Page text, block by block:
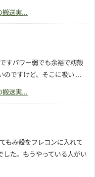
搬送実...
すパワー弱でも余裕で籾殻
のですけど、そこに吸い ...
搬送実...
もみ殻をフレコンに入れて
した。もうやっている人がい